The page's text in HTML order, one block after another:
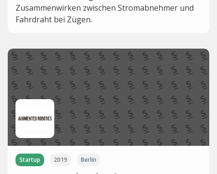
Zusammenwirken zwischen Stromabnehmer und
Fahrdraht bei Zügen.
Startup 2019 Berlin